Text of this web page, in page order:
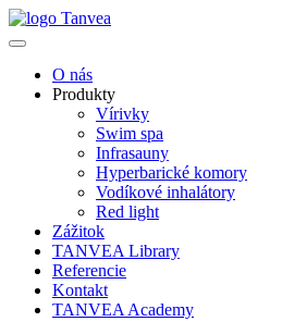
O nás
Produkty
Vírivky
Swim spa
Infrasauny
Hyperbarické komory
Vodíkové inhalátory
Red light
Zážitok
TANVEA Library
Referencie
Kontakt
TANVEA Academy